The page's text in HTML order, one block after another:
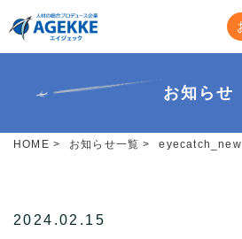
お知らせ
HOME > お知らせ一覧 >
2024.02.15